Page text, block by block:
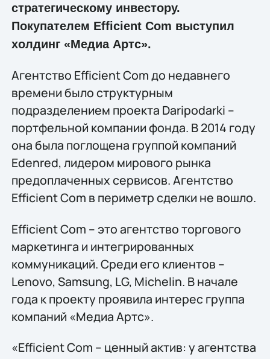
стратегическому инвестору.
Покупателем Efficient Com выступил
холдинг «Медиа Артс».
Агентство Efficient Com до недавнего
времени было структурным
подразделением проекта Daripodarki –
портфельной компании фонда. В 2014 году
она была поглощена группой компаний
Edenred, лидером мирового рынка
предоплаченных сервисов. Агентство
Efficient Com в периметр сделки не вошло.
Efficient Com – это агентство торгового
маркетинга и интегрированных
коммуникаций. Среди его клиентов –
Lenovo, Samsung, LG, Michelin. В начале
года к проекту проявила интерес группа
компаний «Медиа Артс».
«Efficient Com – ценный актив: у агентства